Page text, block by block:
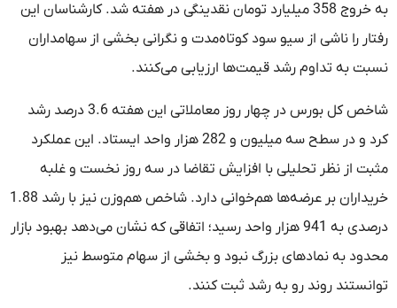
به خروج 358 میلیارد تومان نقدینگی در هفته شد. کارشناسان این
رفتار را ناشی از سیو سود کوتاه‌مدت و نگرانی بخشی از سهامداران
نسبت به تداوم رشد قیمت‌ها ارزیابی می‌کنند.
شاخص کل بورس در چهار روز معاملاتی این هفته 3.6 درصد رشد
کرد و در سطح سه میلیون و 282 هزار واحد ایستاد. این عملکرد
مثبت از نظر تحلیلی با افزایش تقاضا در سه روز نخست و غلبه
خریداران بر عرضه‌ها هم‌خوانی دارد. شاخص هم‌وزن نیز با رشد 1.88
درصدی به 941 هزار واحد رسید؛ اتفاقی که نشان می‌دهد بهبود بازار
محدود به نمادهای بزرگ نبود و بخشی از سهام متوسط نیز
توانستند روند رو به رشد ثبت کنند.